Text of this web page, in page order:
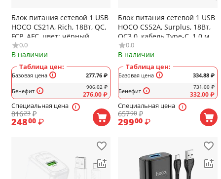
Блок питания сетевой 1 USB
HOCO CS21A, Rich, 18Вт, QC,
FCP, AFC, цвет: чёрный
0.0
В наличии
Таблица цен:
Базовая цена
Бенефит
277.76 ₽
906.02 ₽
276.00₽
Специальная цена
81623 ₽
24800 ₽
Блок питания сетевой 1 USB
HOCO CS52A, Surplus, 18Вт,
QC3.0, кабель Type-C, 1.0 м,
цвет: белый
0.0
В наличии
Таблица цен:
Базовая цена
Бенефит
334.88₽
731.00 ₽
332.00₽
Специальная цена
65790₽
29900 ₽